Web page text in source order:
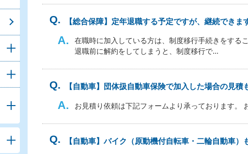
【総合保障】定年退職する予定ですが、継続できま
在職時に加入している方は、制度移行手続きをする
退職前に解約をしてしまうと、制度移行で...
【自動車】団体扱自動車保険で加入した場合の見積
お見積り依頼は下記フォームより承っております。
【自動車】バイク（原動機付自転車・二輪自動車